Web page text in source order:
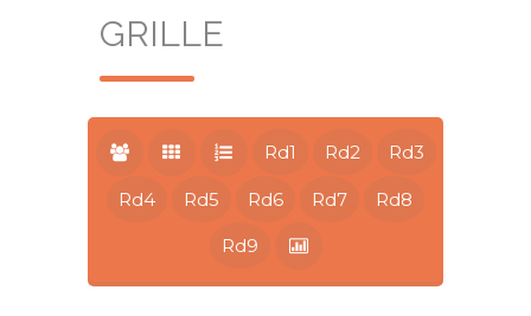
GRILLE
Rd1 Rd2 Rd3
Rd4 Rd5 Rd6 Rd7 Rd8
Rd9